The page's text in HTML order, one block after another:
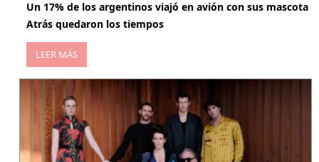
Un 17% de los argentinos viajó en avión con sus mascota
Atrás quedaron los tiempos
LEER MÁS